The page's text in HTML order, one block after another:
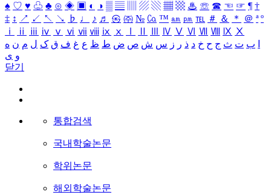
♠ ♡ ♥ ♧ ♣ ⊙ ◈ ▣ ◐ ◑ ▒ ▤ ▨ ▧ ▦ ▩ ♨ ☏ ☎ ☜ ☞ ¶ †
‡ ↕ ↗ ↙ ↖ ↘ ♭ ♩ ♪ ♬ ㉿ ㈜ № ㏇ ™ ㏂ ㏘ ℡ ＃ ＆ ＊ ＠ ª º
ⅰ
ⅱ ⅲ ⅳ ⅴ ⅵ ⅶ ⅷ ⅸ ⅹ Ⅳ Ⅴ Ⅵ Ⅶ Ⅷ Ⅸ Ⅹ
ب ت ث ج ح خ د ذ ر ز س ش ص ض ط ظ ع غ ف ق ک ل م ن ه
و ی
닫기
통합검색
국내학술논문
학위논문
해외학술논문